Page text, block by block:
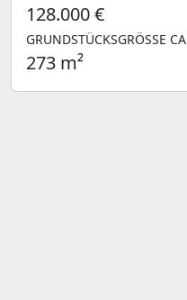
128.000 €
GRUNDSTÜCKSGRÖSSE CA.
273 m²